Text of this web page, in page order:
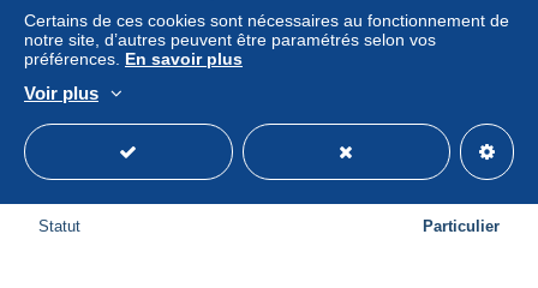
Oblitérada #PBD457
± 16,38 $US
Statut Particulier
Certains de ces cookies sont nécessaires au fonctionnement de
notre site, d’autres peuvent être paramétrés selon vos
préférences. En savoir plus
Voir plus